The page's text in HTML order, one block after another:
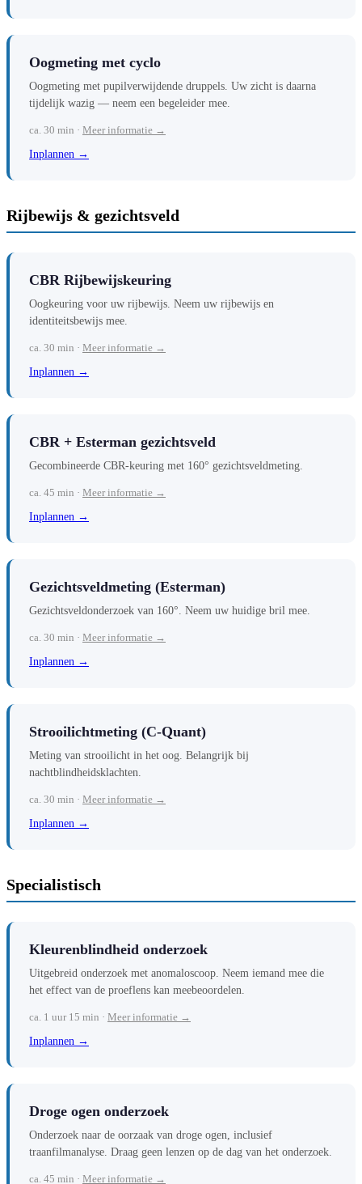
Oogmeting met cyclo
Oogmeting met pupilverwijdende druppels. Uw zicht is daarna
tijdelijk wazig — neem een begeleider mee.
ca. 30 min · Meer informatie →
Inplannen →
Rijbewijs & gezichtsveld
CBR Rijbewijskeuring
Oogkeuring voor uw rijbewijs. Neem uw rijbewijs en
identiteitsbewijs mee.
ca. 30 min · Meer informatie →
Inplannen →
CBR + Esterman gezichtsveld
Gecombineerde CBR-keuring met 160° gezichtsveldmeting.
ca. 45 min · Meer informatie →
Inplannen →
Gezichtsveldmeting (Esterman)
Gezichtsveldonderzoek van 160°. Neem uw huidige bril mee.
ca. 30 min · Meer informatie →
Inplannen →
Strooilichtmeting (C-Quant)
Meting van strooilicht in het oog. Belangrijk bij
nachtblindheidsklachten.
ca. 30 min · Meer informatie →
Inplannen →
Specialistisch
Kleurenblindheid onderzoek
Uitgebreid onderzoek met anomaloscoop. Neem iemand mee die
het effect van de proeflens kan meebeoordelen.
ca. 1 uur 15 min · Meer informatie →
Inplannen →
Droge ogen onderzoek
Onderzoek naar de oorzaak van droge ogen, inclusief
traanfilmanalyse. Draag geen lenzen op de dag van het onderzoek.
ca. 45 min · Meer informatie →